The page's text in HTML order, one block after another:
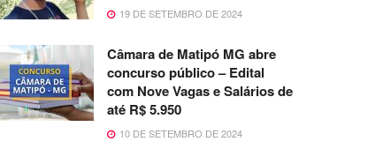
19 DE SETEMBRO DE 2024
Câmara de Matipó MG abre
concurso público – Edital
com Nove Vagas e Salários de
até R$ 5.950
10 DE SETEMBRO DE 2024